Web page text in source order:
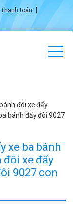
Thanh toán
đôi xe đẩy
bánh đẩy đôi 9027
xe ba bánh
đôi xe đẩy
9027 con